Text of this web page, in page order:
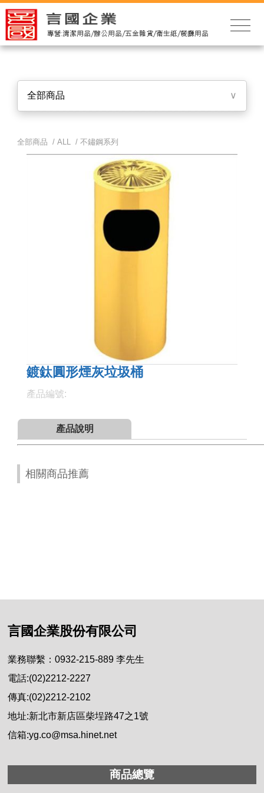
全部商品 ∨
全部商品 /ALL /不鏽鋼系列
鍍鈦圓形煙灰垃圾桶
產品編號:
產品說明
相關商品推薦
言國企業股份有限公司
業務聯繫：0932-215-889 李先生
電話:(02)2212-2227
傳真:(02)2212-2102
地址:新北市新店區柴埕路47之1號
信箱:yg.co@msa.hinet.net
商品總覽